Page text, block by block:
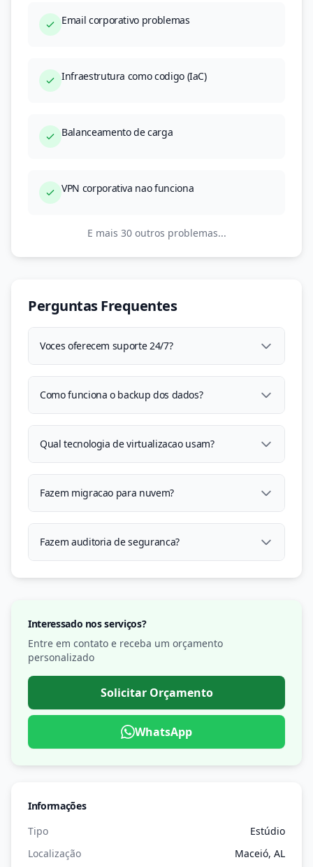
Email corporativo problemas
Infraestrutura como codigo (IaC)
Balanceamento de carga
VPN corporativa nao funciona
E mais 30 outros problemas...
Perguntas Frequentes
Voces oferecem suporte 24/7?
Como funciona o backup dos dados?
Qual tecnologia de virtualizacao usam?
Fazem migracao para nuvem?
Fazem auditoria de seguranca?
Interessado nos serviços?
Entre em contato e receba um orçamento
personalizado
Solicitar Orçamento
WhatsApp
Informações
Tipo
Estúdio
Localização
Maceió, AL